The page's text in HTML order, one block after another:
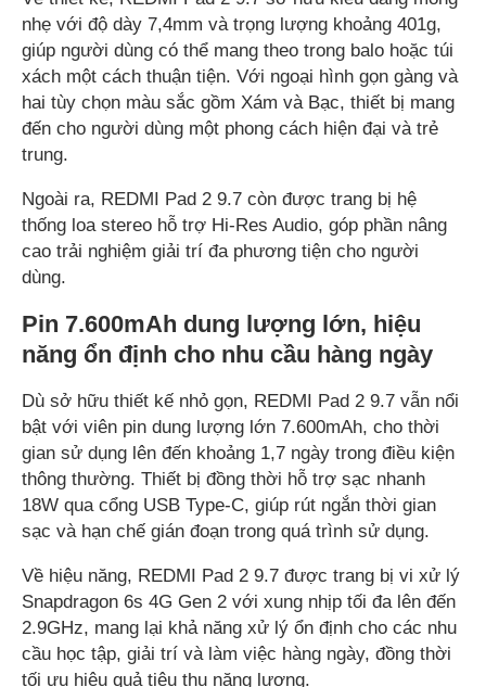
nhẹ với độ dày 7,4mm và trọng lượng khoảng 401g,
giúp người dùng có thể mang theo trong balo hoặc túi
xách một cách thuận tiện. Với ngoại hình gọn gàng và
hai tùy chọn màu sắc gồm Xám và Bạc, thiết bị mang
đến cho người dùng một phong cách hiện đại và trẻ
trung.
Ngoài ra, REDMI Pad 2 9.7 còn được trang bị hệ
thống loa stereo hỗ trợ Hi-Res Audio, góp phần nâng
cao trải nghiệm giải trí đa phương tiện cho người
dùng.
Pin 7.600mAh dung lượng lớn, hiệu
năng ổn định cho nhu cầu hàng ngày
Dù sở hữu thiết kế nhỏ gọn, REDMI Pad 2 9.7 vẫn nổi
bật với viên pin dung lượng lớn 7.600mAh, cho thời
gian sử dụng lên đến khoảng 1,7 ngày trong điều kiện
thông thường. Thiết bị đồng thời hỗ trợ sạc nhanh
18W qua cổng USB Type-C, giúp rút ngắn thời gian
sạc và hạn chế gián đoạn trong quá trình sử dụng.
Về hiệu năng, REDMI Pad 2 9.7 được trang bị vi xử lý
Snapdragon 6s 4G Gen 2 với xung nhịp tối đa lên đến
2.9GHz, mang lại khả năng xử lý ổn định cho các nhu
cầu học tập, giải trí và làm việc hàng ngày, đồng thời
tối ưu hiệu quả tiêu thụ năng lượng.